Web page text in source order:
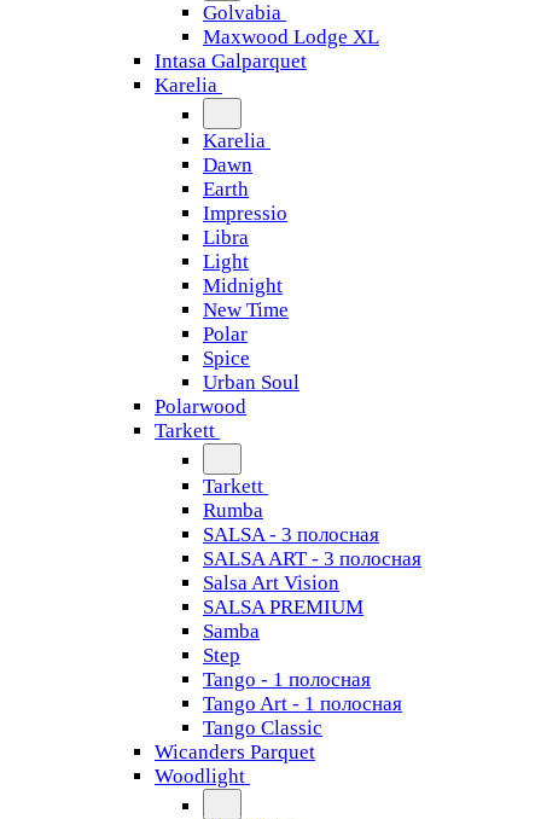
Golvabia
Maxwood Lodge XL
Intasa Galparquet
Karelia
Karelia
Dawn
Earth
Impressio
Libra
Light
Midnight
New Time
Polar
Spice
Urban Soul
Polarwood
Tarkett
Tarkett
Rumba
SALSA - 3 полосная
SALSA ART - 3 полосная
Salsa Art Vision
SALSA PREMIUM
Samba
Step
Tango - 1 полосная
Tango Art - 1 полосная
Tango Classiс
Wicanders Parquet
Woodlight